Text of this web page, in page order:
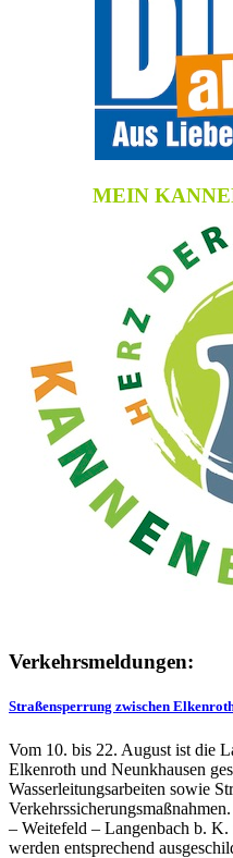
MEIN
Verkehrsmeldungen:
Straßensperrung zwischen
Vom 10. bis 22. August ist die
Elkenroth und Neunkhausen
Wasserleitungsarbeiten sowie
– Weitefeld – Langenbach b.
werden entsprechend